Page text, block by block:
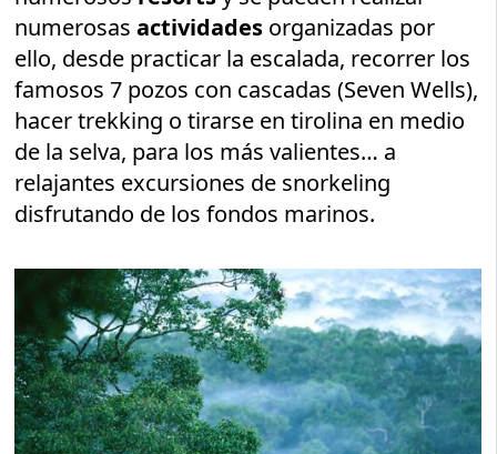
numerosasactividades organizadas por
ello, desde practicar la escalada, recorrer los
famosos 7 pozos con cascadas (Seven Wells),
hacer trekking o tirarse en tirolina en medio
de la selva, para los más valientes… a
relajantes excursiones de snorkeling
disfrutando de los fondos marinos.